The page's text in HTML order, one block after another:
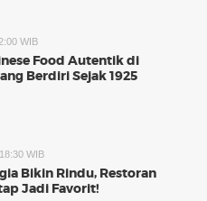
WIB
Food Autentik di
Berdiri Sejak 1925
WIB
Bikin Rindu, Restoran
Jadi Favorit!